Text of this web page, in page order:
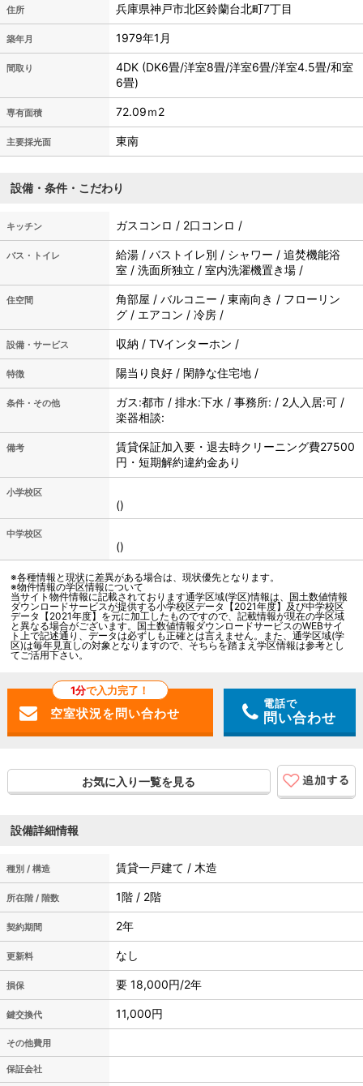
住所 兵庫県神戸市北区鈴蘭台北町7丁目
築年月 1979年1月
間取り
4DK (DK6畳/洋室8畳/洋室6畳/洋室4.5畳/和室
6畳)
専有面積 72.09ｍ2
主要採光面 東南
設備・条件・こだわり
キッチン ガスコンロ / 2口コンロ /
バス・トイレ
給湯 / バストイレ別 / シャワー / 追焚機能浴
室 / 洗面所独立 / 室内洗濯機置き場 /
住空間
角部屋 / バルコニー / 東南向き / フローリン
グ / エアコン / 冷房 /
設備・サービス 収納 / TVインターホン /
特徴 陽当り良好 / 閑静な住宅地 /
条件・その他
ガス:都市 / 排水:下水 / 事務所: / 2人入居:可 /
楽器相談:
備考
賃貸保証加入要・退去時クリーニング費27500
円・短期解約違約金あり
小学校区
()
中学校区
()
※各種情報と現状に差異がある場合は、現状優先となります。
※物件情報の学区情報について
当サイト物件情報に記載されております通学区域(学区)情報は、国土数値情報
ダウンロードサービスが提供する小学校区データ【2021年度】及び中学校区
データ【2021年度】を元に加工したものですので、記載情報が現在の学区域
と異なる場合がございます。国土数値情報ダウンロードサービスのWEBサイ
ト上で記述通り、データは必ずしも正確とは言えません。また、通学区域(学
区)は毎年見直しの対象となりますので、そちらを踏まえ学区情報は参考とし
てご活用下さい。
1分で入力完了！
電話で
問い合わせ
お気に入り一覧を見る
設備詳細情報
種別 / 構造 賃貸一戸建て / 木造
所在階 / 階数 1階 / 2階
契約期間 2年
更新料 なし
損保 要 18,000円/2年
鍵交換代 11,000円
その他費用
保証会社